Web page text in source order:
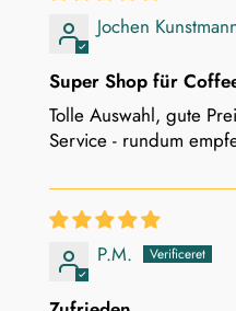
Jochen
Super Shop für
Tolle Auswahl, gute
Service - rundum
P.M.